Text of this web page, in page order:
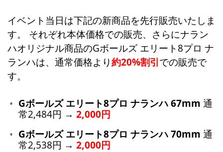
イベント当日は下記の新商品を先行販売いたしま
す。 それぞれ本体価格での販売、さらにナラン
ハオリジナル商品のGボールズ エリート8プロ ナ
ランハは、通常価格より約20%割引での販売で
す。
Gボールズ エリート8プロ ナランハ 67mm通
常2,484円 →2,000円
Gボールズ エリート8プロ ナランハ 70mm通
常2,538円 →2,000円